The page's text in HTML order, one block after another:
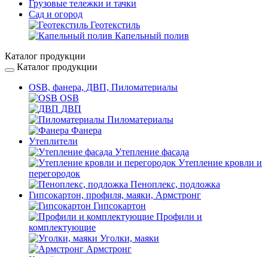
Грузовые тележки и тачки
Сад и огород
Геотекстиль
Капельный полив
Каталог продукции
Каталог продукции
OSB, фанера, ДВП, Пиломатериалы
OSB
ДВП
Пиломатериалы
Фанера
Утеплители
Утепление фасада
Утепление кровли и
перегородок
Пеноплекс, подложка
Гипсокартон, профиля, маяки, Армстронг
Гипсокартон
Профили и
комплектующие
Уголки, маяки
Армстронг